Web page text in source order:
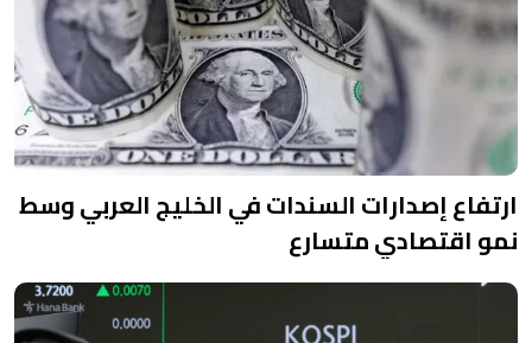
ارتفاع إصدارات السندات في الخليج العربي وسط
نمو اقتصادي متسارع